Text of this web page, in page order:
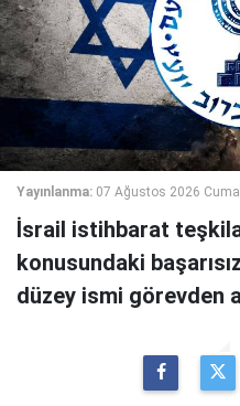
Yayınlanma: 07 Ağustos 2026
İsrail istihbarat
konusundaki
düzey ismi görevden